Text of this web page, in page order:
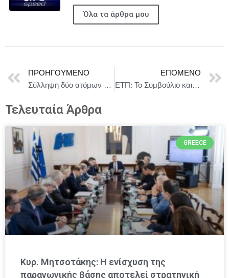
Όλα τα άρθρα μου
ΠΡΟΗΓΟΎΜΕΝΟ
Σύλληψη δύο ατόμων για βαριά σωματική βλάβη και φθορά ξένης ιδιοκτησίας
ΕΠΌΜΕΝΟ
ΕΤΠ: Το Συμβούλιο και το Κοινοβούλιο συμφωνούν να στηρίξουν τους εργαζόμενους που διατρέχουν άμεσο κίνδυνο απώλειας θέσεων εργασίας
Τελευταία Άρθρα
GREECE
Κυρ. Μητσοτάκης: Η ενίσχυση της
παραγωγικής βάσης αποτελεί στρατηγική